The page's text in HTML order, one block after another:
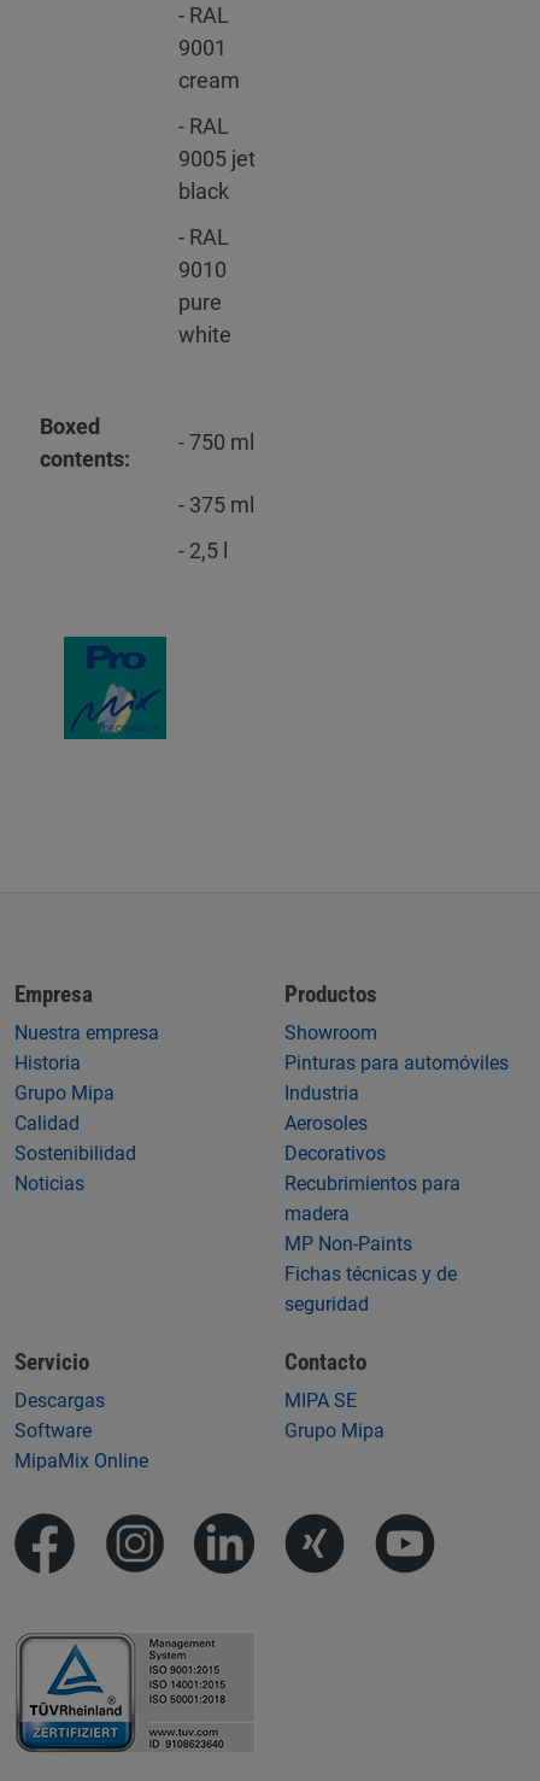
- RAL
9001
cream
- RAL
9005 jet
black
- RAL
9010
pure
white
Boxed
contents:
- 750 ml
- 375 ml
- 2,5 l
Empresa
Nuestra empresa
Historia
Grupo Mipa
Calidad
Sostenibilidad
Noticias
Productos
Showroom
Pinturas para automóviles
Industria
Aerosoles
Decorativos
Recubrimientos para
madera
MP Non-Paints
Fichas técnicas y de
seguridad
Servicio
Descargas
Software
MipaMix Online
Contacto
MIPA SE
Grupo Mipa